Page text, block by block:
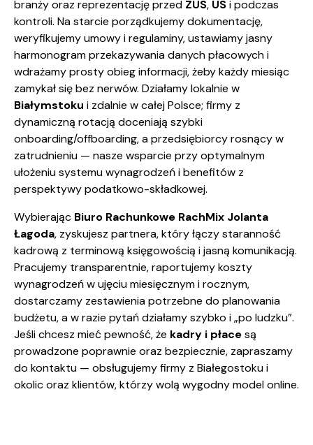
branży oraz reprezentację przed ZUS, USi podczas
kontroli. Na starcie porządkujemy dokumentację,
weryfikujemy umowy i regulaminy, ustawiamy jasny
harmonogram przekazywania danych płacowych i
wdrażamy prosty obieg informacji, żeby każdy miesiąc
zamykał się bez nerwów. Działamy lokalnie w
Białymstoku i zdalnie w całej Polsce; firmy z
dynamiczną rotacją doceniają szybki
onboarding/offboarding, a przedsiębiorcy rosnący w
zatrudnieniu — nasze wsparcie przy optymalnym
ułożeniu systemu wynagrodzeń i benefitów z
perspektywy podatkowo-składkowej.
Wybierając Biuro Rachunkowe RachMix Jolanta
Łagoda, zyskujesz partnera, który łączy staranność
kadrową z terminową księgowością i jasną komunikacją.
Pracujemy transparentnie, raportujemy koszty
wynagrodzeń w ujęciu miesięcznym i rocznym,
dostarczamy zestawienia potrzebne do planowania
budżetu, a w razie pytań działamy szybko i „po ludzku”.
Jeśli chcesz mieć pewność, że kadry i płacesą
prowadzone poprawnie oraz bezpiecznie, zapraszamy
do kontaktu — obsługujemy firmy z Białegostoku i
okolic oraz klientów, którzy wolą wygodny model online.